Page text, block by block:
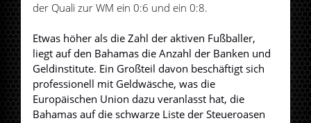
der Quali zur WM ein 0:6 und ein 0:8.
Etwas höher als die Zahl der aktiven Fußballer,
liegt auf den Bahamas die Anzahl der Banken und
Geldinstitute. Ein Großteil davon beschäftigt sich
professionell mit Geldwäsche, was die
Europäischen Union dazu veranlasst hat, die
Bahamas auf die schwarze Liste der Steueroasen